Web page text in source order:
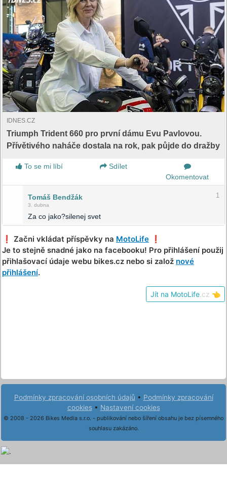
IDNES.CZ
Triumph Trident 660 pro první dámu Evu Pavlovou.
Přívětivého naháče dostala na rok, pak půjde do dražby
To se mi líbí
Sdílet
Okomentovat
Tomáš Bendžák
3. dubna
1
Za co jako?silenej svet
❗️ Začni vkládat příspěvky na MotoLife ❗️
Je to stejně snadné jako na facebooku! Pro přihlášení použij
přihlašovací údaje webu bikes.cz nebo si založ nové
přihlášení.
Jít na MotoLife .cz 👈
Podmínky zpracování osobních údajů • Podmínky zpracování
cookies• Nastavení cookies
© 2008 - 2026 Bikes Media s.r.o. - publikování nebo šíření obsahu je bez písemného
souhlasu zakázáno.